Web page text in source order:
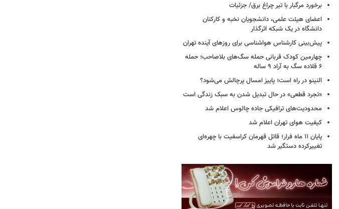
برخورد مرگبار با تیر چراغ برق/ جزئیات
اعضای هیئت علمی، دانشجویان نخبه و کارکنان
دانشگاه در یک شبکه‌ اثرگذار
پیش‌بینی کارشناس هواشناسی برای روزهای آینده تهران
چهارمین کودک قربانی حمله سگ‌های بلاصاحب؛ حمله
۶ قلاده سگ به آراد ۹ ساله
النینو در راه است؛ پاییز امسال پرچالش می‌شود؟
«تجرد قطعی» در حال تبدیل شدن به سبک زندگی است
محدودیت‌های ترافیکی جاده چالوس اعلام شد
کیفیت هوای تهران اعلام شد
پایان ۱۱ ماه فرار؛ قاتل قهرمان کراسفیت با چهره‌ای
تغییرکرده دستگیر شد